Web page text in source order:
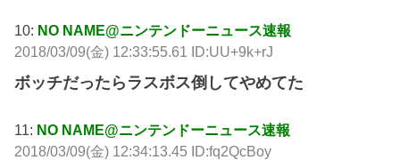
10: NO NAME@ニンテンドーニュース速報
2018/03/09(金) 12:33:55.61 ID:UU+9k+rJ
ボッチだったらラスボス倒してやめてた
11: NO NAME@ニンテンドーニュース速報
2018/03/09(金) 12:34:13.45 ID:fq2QcBoy